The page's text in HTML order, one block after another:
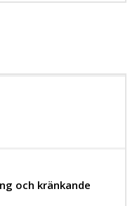
och kränkande